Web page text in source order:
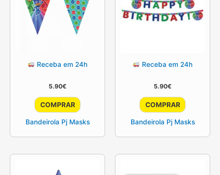
Receba em 24h
5.90€
COMPRAR
Bandeirola Pj Masks
Receba em 24h
5.90€
COMPRAR
Bandeirola Pj Masks